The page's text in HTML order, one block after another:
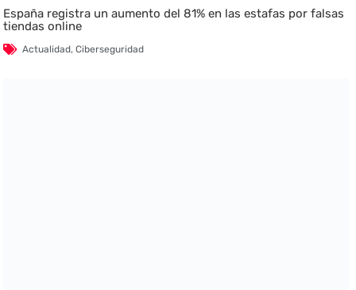
España registra un aumento del 81% en las estafas por falsas
tiendas online
Actualidad,Ciberseguridad